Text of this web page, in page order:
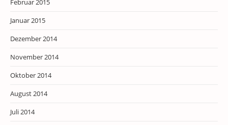
Februar 2015
Januar 2015
Dezember 2014
November 2014
Oktober 2014
August 2014
Juli 2014